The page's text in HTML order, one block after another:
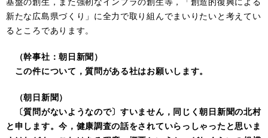
新たな広島県づくり」に全力で取り組んでまいりたいと考えてい
るところであります。
（幹事社：朝日新聞）
この件について，質問がある社はお願いします。
（朝日新聞）
〔質問がないようなので〕すいません，同じく朝日新聞の北村
と申します。今，健康調査の話をされていらっしゃったと思いま